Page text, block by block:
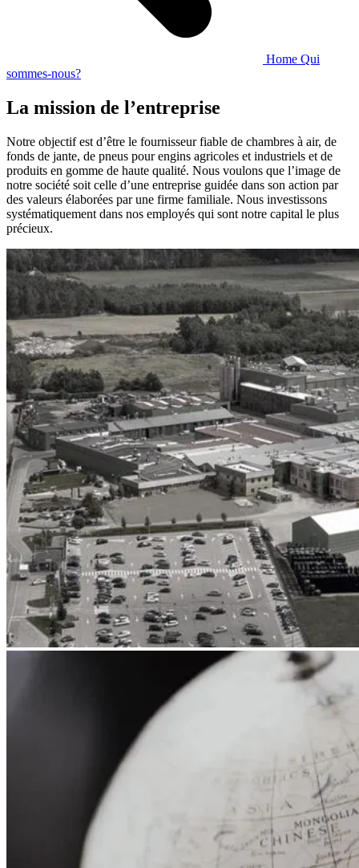
Home Qui
sommes-nous?
La mission de l’entreprise
Notre objectif est d’être le fournisseur fiable de chambres à air, de
fonds de jante, de pneus pour engins agricoles et industriels et de
produits en gomme de haute qualité. Nous voulons que l’image de
notre société soit celle d’une entreprise guidée dans son action par
des valeurs élaborées par une firme familiale. Nous investissons
systématiquement dans nos employés qui sont notre capital le plus
précieux.